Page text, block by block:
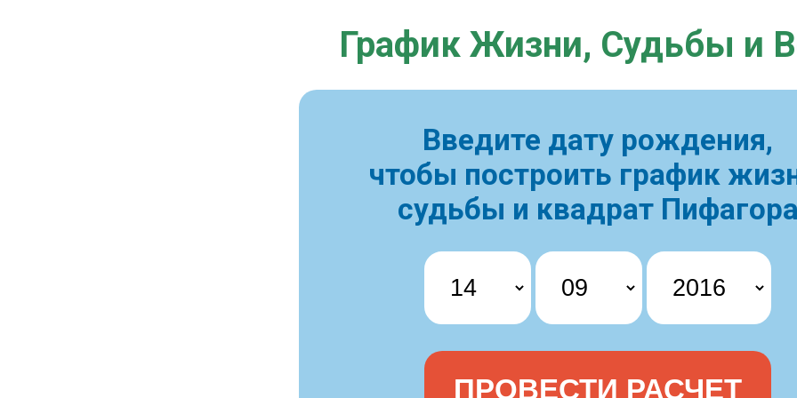
График Жизни, Судьбы и
Введите дату рождения,
чтобы построить график
судьбы и квадрат Пифагора
ПРОВЕСТИ РАСЧЕТ